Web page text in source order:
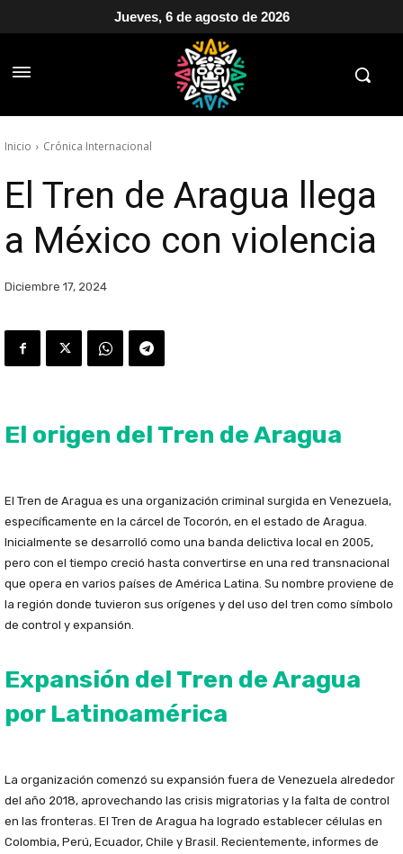
Jueves, 6 de agosto de 2026
Inicio Crónica Internacional
El Tren de Aragua llega
a México con violencia
Diciembre 17, 2024
El origen del Tren de Aragua
El Tren de Aragua es una organización criminal surgida en Venezuela,
específicamente en la cárcel de Tocorón, en el estado de Aragua.
Inicialmente se desarrolló como una banda delictiva local en 2005,
pero con el tiempo creció hasta convertirse en una red transnacional
que opera en varios países de América Latina. Su nombre proviene de
la región donde tuvieron sus orígenes y del uso del tren como símbolo
de control y expansión.
Expansión del Tren de Aragua
por Latinoamérica
La organización comenzó su expansión fuera de Venezuela alrededor
del año 2018, aprovechando las crisis migratorias y la falta de control
en las fronteras. El Tren de Aragua ha logrado establecer células en
Colombia, Perú, Ecuador, Chile y Brasil. Recientemente, informes de